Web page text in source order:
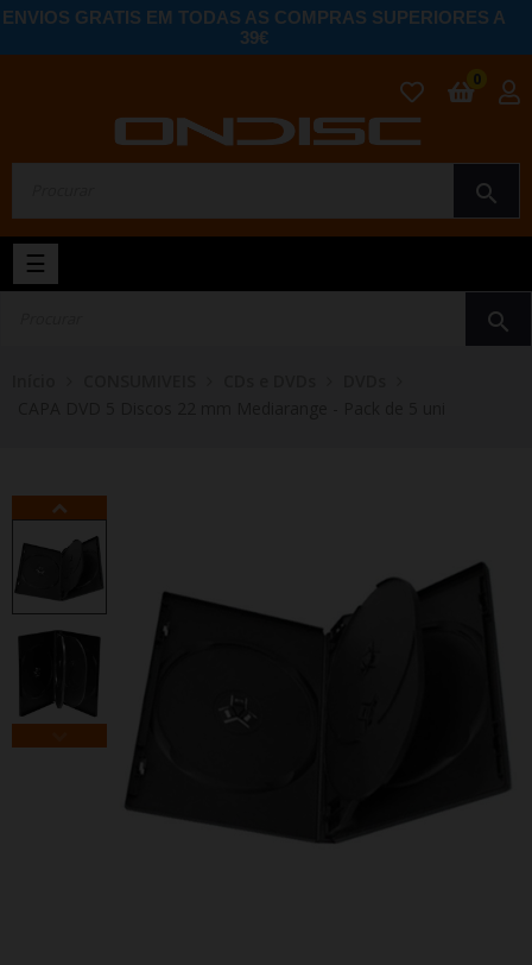
ENVIOS GRATIS EM TODAS AS COMPRAS SUPERIORES A
39€
search
0
Toggle
navigation
☰
search